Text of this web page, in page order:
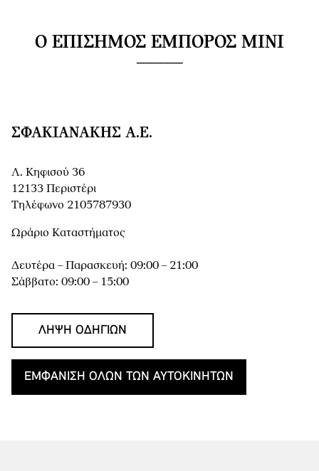
Ο ΕΠΊΣΗΜΟΣ ΈΜΠΟΡΟΣ MINI
ΣΦΑΚΙΑΝΆΚΗΣ Α.Ε.
Λ. Κηφισού 36
12133 Περιστέρι
Τηλέφωνο 2105787930
Ωράριο Καταστήματος
Δευτέρα – Παρασκευή: 09:00 – 21:00
Σάββατο: 09:00 – 15:00
ΛΉΨΗ ΟΔΗΓΙΏΝ
ΕΜΦΆΝΙΣΗ ΌΛΩΝ ΤΩΝ ΑΥΤΟΚΙΝΉΤΩΝ